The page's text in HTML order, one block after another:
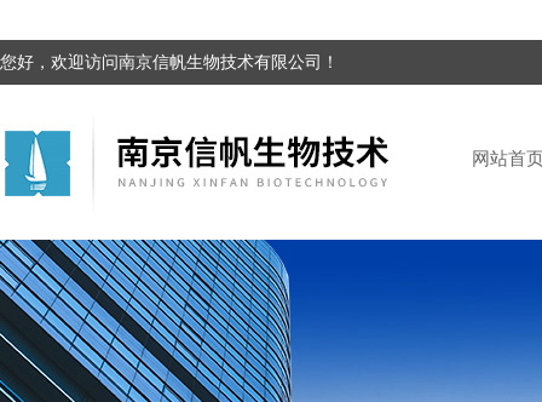
您好，欢迎访问南京信帆生物技术有限公司！
网站首